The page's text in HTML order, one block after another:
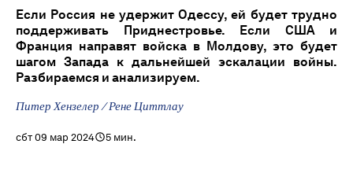
Если Россия не удержит Одессу, ей будет трудно
поддерживать Приднестровье. Если США и
Франция направят войска в Молдову, это будет
шагом Запада к дальнейшей эскалации войны.
Разбираемся и анализируем.
Питер Хензелер / Рене Циттлау
сбт 09 мар 2024 5 мин.